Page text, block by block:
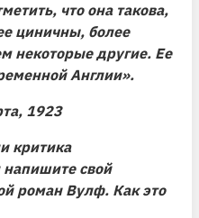
что она такова,
циничны, более
некоторые другие. Ее
Англии».
1923
критика
напишите свой
роман Вулф. Как это